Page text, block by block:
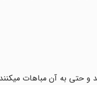
و حتی به آن مباهات